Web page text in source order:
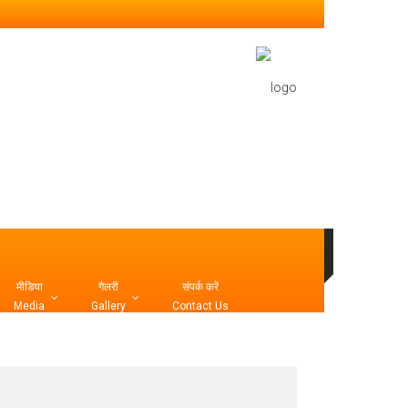
मीडिया
Media
गैलरी
Gallery
संपर्क करें
Contact Us